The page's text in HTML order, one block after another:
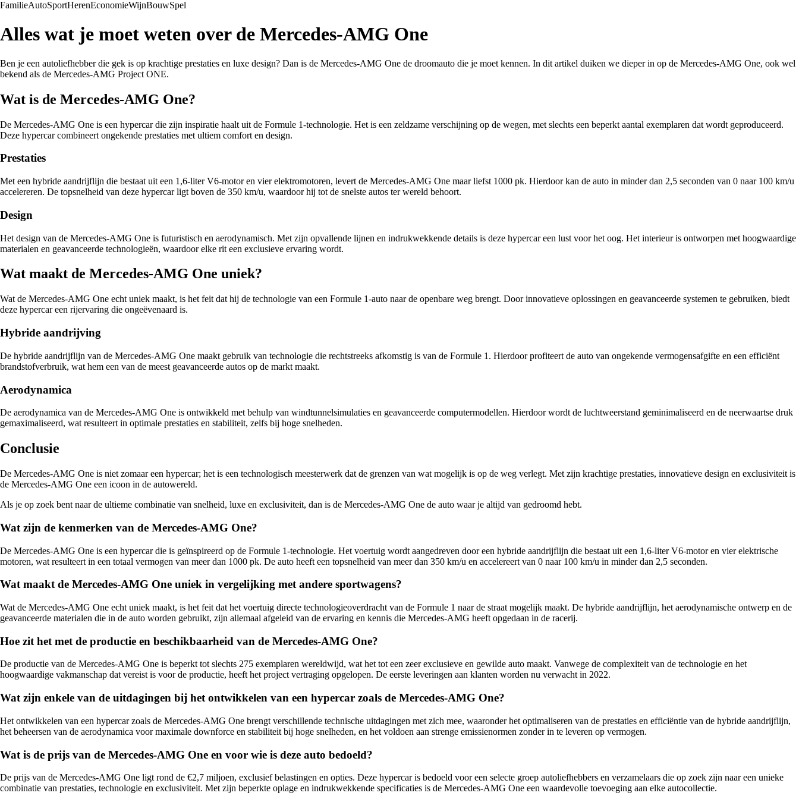
FamilieAutoSportHerenEconomieWijnBouwSpel
Alles wat je moet weten over de Mercedes-AMG One
Ben je een autoliefhebber die gek is op krachtige prestaties en luxe design? Dan is de Mercedes-AMG One de droomauto die je moet kennen. In dit artikel duiken we dieper in op de Mercedes-AMG One, ook wel
bekend als de Mercedes-AMG Project ONE.
Wat is de Mercedes-AMG One?
De Mercedes-AMG One is een hypercar die zijn inspiratie haalt uit de Formule 1-technologie. Het is een zeldzame verschijning op de wegen, met slechts een beperkt aantal exemplaren dat wordt geproduceerd.
Deze hypercar combineert ongekende prestaties met ultiem comfort en design.
Prestaties
Met een hybride aandrijflijn die bestaat uit een 1,6-liter V6-motor en vier elektromotoren, levert de Mercedes-AMG One maar liefst 1000 pk. Hierdoor kan de auto in minder dan 2,5 seconden van 0 naar 100 km/u
accelereren. De topsnelheid van deze hypercar ligt boven de 350 km/u, waardoor hij tot de snelste autos ter wereld behoort.
Design
Het design van de Mercedes-AMG One is futuristisch en aerodynamisch. Met zijn opvallende lijnen en indrukwekkende details is deze hypercar een lust voor het oog. Het interieur is ontworpen met hoogwaardige
materialen en geavanceerde technologieën, waardoor elke rit een exclusieve ervaring wordt.
Wat maakt de Mercedes-AMG One uniek?
Wat de Mercedes-AMG One echt uniek maakt, is het feit dat hij de technologie van een Formule 1-auto naar de openbare weg brengt. Door innovatieve oplossingen en geavanceerde systemen te gebruiken, biedt
deze hypercar een rijervaring die ongeëvenaard is.
Hybride aandrijving
De hybride aandrijflijn van de Mercedes-AMG One maakt gebruik van technologie die rechtstreeks afkomstig is van de Formule 1. Hierdoor profiteert de auto van ongekende vermogensafgifte en een efficiënt
brandstofverbruik, wat hem een van de meest geavanceerde autos op de markt maakt.
Aerodynamica
De aerodynamica van de Mercedes-AMG One is ontwikkeld met behulp van windtunnelsimulaties en geavanceerde computermodellen. Hierdoor wordt de luchtweerstand geminimaliseerd en de neerwaartse druk
gemaximaliseerd, wat resulteert in optimale prestaties en stabiliteit, zelfs bij hoge snelheden.
Conclusie
De Mercedes-AMG One is niet zomaar een hypercar; het is een technologisch meesterwerk dat de grenzen van wat mogelijk is op de weg verlegt. Met zijn krachtige prestaties, innovatieve design en exclusiviteit is
de Mercedes-AMG One een icoon in de autowereld.
Als je op zoek bent naar de ultieme combinatie van snelheid, luxe en exclusiviteit, dan is de Mercedes-AMG One de auto waar je altijd van gedroomd hebt.
Wat zijn de kenmerken van de Mercedes-AMG One?
De Mercedes-AMG One is een hypercar die is geïnspireerd op de Formule 1-technologie. Het voertuig wordt aangedreven door een hybride aandrijflijn die bestaat uit een 1,6-liter V6-motor en vier elektrische
motoren, wat resulteert in een totaal vermogen van meer dan 1000 pk. De auto heeft een topsnelheid van meer dan 350 km/u en accelereert van 0 naar 100 km/u in minder dan 2,5 seconden.
Wat maakt de Mercedes-AMG One uniek in vergelijking met andere sportwagens?
Wat de Mercedes-AMG One echt uniek maakt, is het feit dat het voertuig directe technologieoverdracht van de Formule 1 naar de straat mogelijk maakt. De hybride aandrijflijn, het aerodynamische ontwerp en de
geavanceerde materialen die in de auto worden gebruikt, zijn allemaal afgeleid van de ervaring en kennis die Mercedes-AMG heeft opgedaan in de racerij.
Hoe zit het met de productie en beschikbaarheid van de Mercedes-AMG One?
De productie van de Mercedes-AMG One is beperkt tot slechts 275 exemplaren wereldwijd, wat het tot een zeer exclusieve en gewilde auto maakt. Vanwege de complexiteit van de technologie en het
hoogwaardige vakmanschap dat vereist is voor de productie, heeft het project vertraging opgelopen. De eerste leveringen aan klanten worden nu verwacht in 2022.
Wat zijn enkele van de uitdagingen bij het ontwikkelen van een hypercar zoals de Mercedes-AMG One?
Het ontwikkelen van een hypercar zoals de Mercedes-AMG One brengt verschillende technische uitdagingen met zich mee, waaronder het optimaliseren van de prestaties en efficiëntie van de hybride aandrijflijn,
het beheersen van de aerodynamica voor maximale downforce en stabiliteit bij hoge snelheden, en het voldoen aan strenge emissienormen zonder in te leveren op vermogen.
Wat is de prijs van de Mercedes-AMG One en voor wie is deze auto bedoeld?
De prijs van de Mercedes-AMG One ligt rond de €2,7 miljoen, exclusief belastingen en opties. Deze hypercar is bedoeld voor een selecte groep autoliefhebbers en verzamelaars die op zoek zijn naar een unieke
combinatie van prestaties, technologie en exclusiviteit. Met zijn beperkte oplage en indrukwekkende specificaties is de Mercedes-AMG One een waardevolle toevoeging aan elke autocollectie.